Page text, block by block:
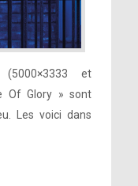
et
Of Glory » sont
Les voici dans